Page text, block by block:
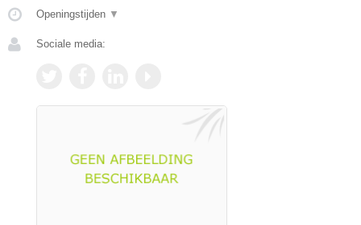
Openingstijden ▼
Sociale media: